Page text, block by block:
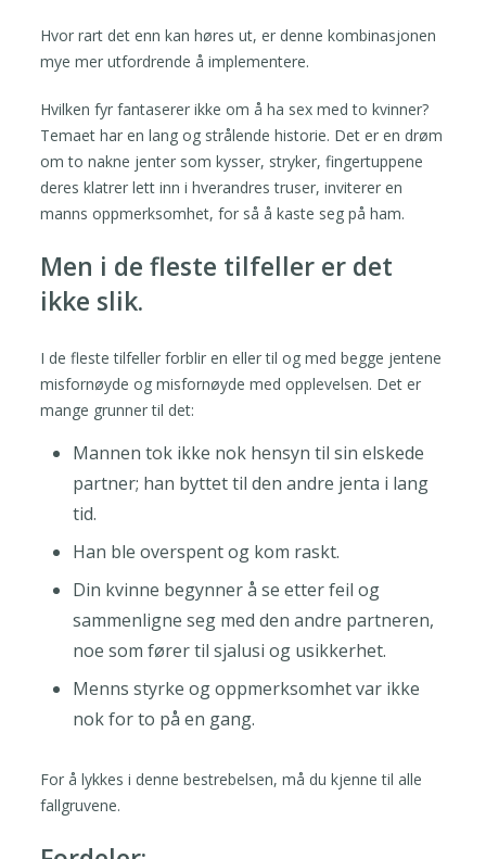
Hvor rart det enn kan høres ut, er denne kombinasjonen
mye mer utfordrende å implementere.
Hvilken fyr fantaserer ikke om å ha sex med to kvinner?
Temaet har en lang og strålende historie. Det er en drøm
om to nakne jenter som kysser, stryker, fingertuppene
deres klatrer lett inn i hverandres truser, inviterer en
manns oppmerksomhet, for så å kaste seg på ham.
Men i de fleste tilfeller er det
ikke slik.
I de fleste tilfeller forblir en eller til og med begge jentene
misfornøyde og misfornøyde med opplevelsen. Det er
mange grunner til det:
Mannen tok ikke nok hensyn til sin elskede
partner; han byttet til den andre jenta i lang
tid.
Han ble overspent og kom raskt.
Din kvinne begynner å se etter feil og
sammenligne seg med den andre partneren,
noe som fører til sjalusi og usikkerhet.
Menns styrke og oppmerksomhet var ikke
nok for to på en gang.
For å lykkes i denne bestrebelsen, må du kjenne til alle
fallgruvene.